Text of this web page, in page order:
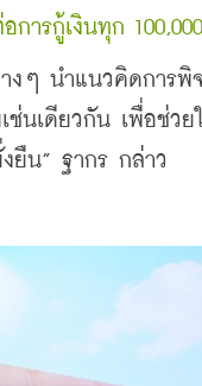
ารกู้เงินทุก
ๆ นำแนวคิดการพิ
นเดียวกัน เพื่อช่วย
ยืน” ฐากร กล่าว